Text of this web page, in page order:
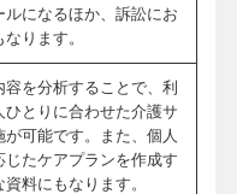
ルになるほか、訴訟にお
ります。
容を分析することで、利
ひとりに合わせた介護サ
が可能です。また、個人
じたケアプランを作成す
料にもなります。